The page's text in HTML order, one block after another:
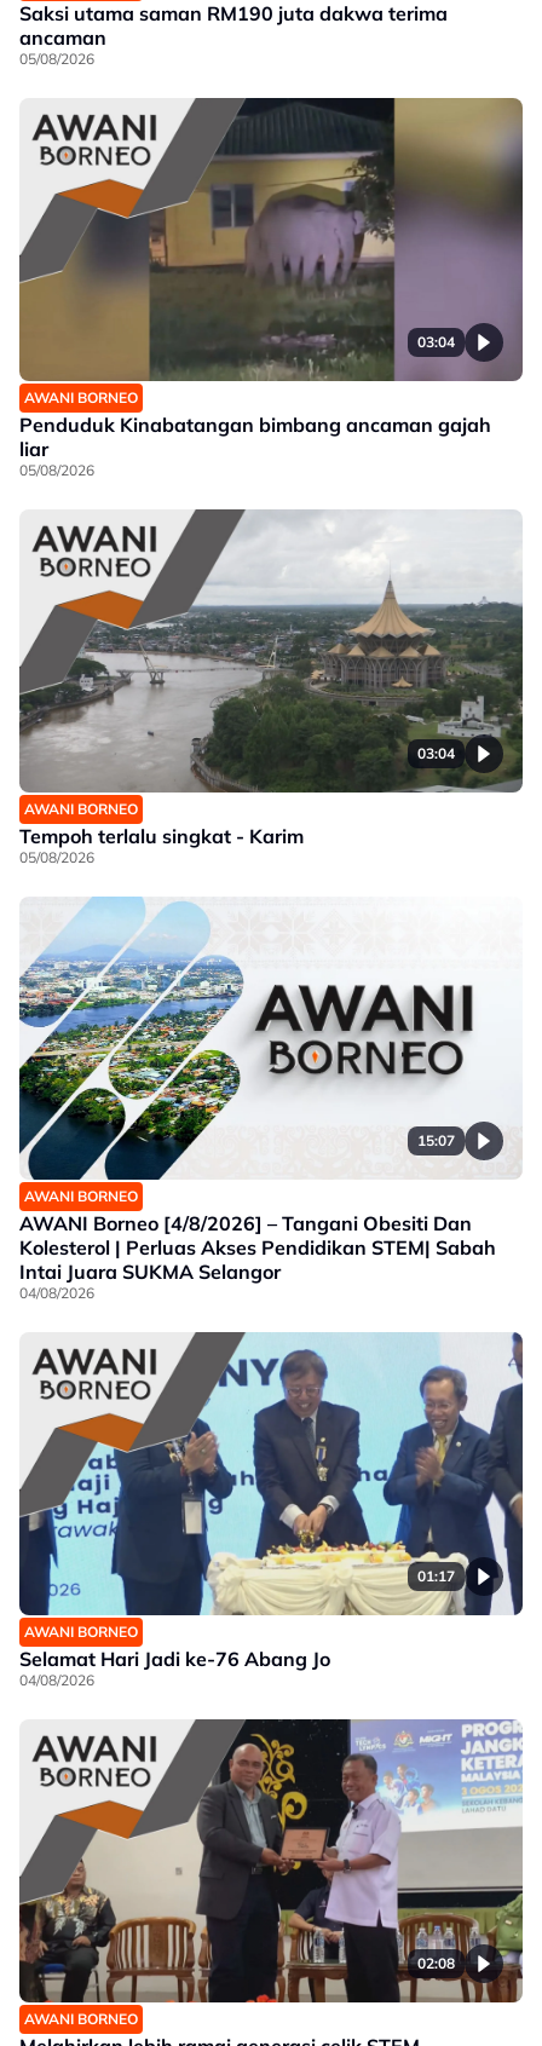
Saksi utama saman RM190 juta dakwa terima
ancaman
05/08/2026
03:04
AWANI BORNEO
Penduduk Kinabatangan bimbang ancaman gajah
liar
05/08/2026
03:04
AWANI BORNEO
Tempoh terlalu singkat - Karim
05/08/2026
15:07
AWANI BORNEO
AWANI Borneo [4/8/2026] – Tangani Obesiti Dan
Kolesterol | Perluas Akses Pendidikan STEM| Sabah
Intai Juara SUKMA Selangor
04/08/2026
01:17
AWANI BORNEO
Selamat Hari Jadi ke-76 Abang Jo
04/08/2026
02:08
AWANI BORNEO